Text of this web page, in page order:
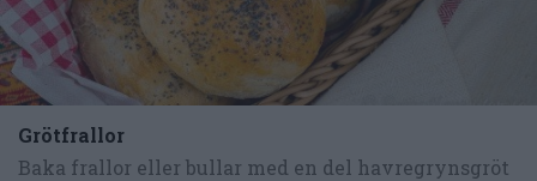
Grötfrallor
Baka frallor eller bullar med en del havregrynsgröt